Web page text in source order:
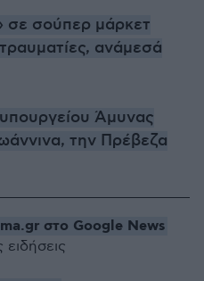
σε σούπερ μάρκετ
ανάμεσά
Άμυνας
την Πρέβεζα
στο Google News
ειδήσεις